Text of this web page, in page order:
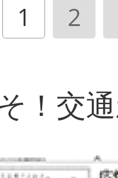
1 2
！交